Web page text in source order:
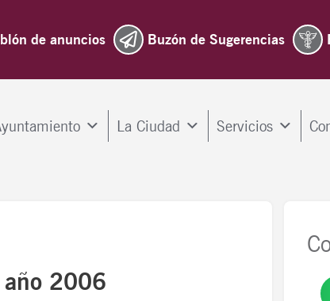
de anuncios Buzón de Sugerencias
La Ciudad Servicios
año 2006